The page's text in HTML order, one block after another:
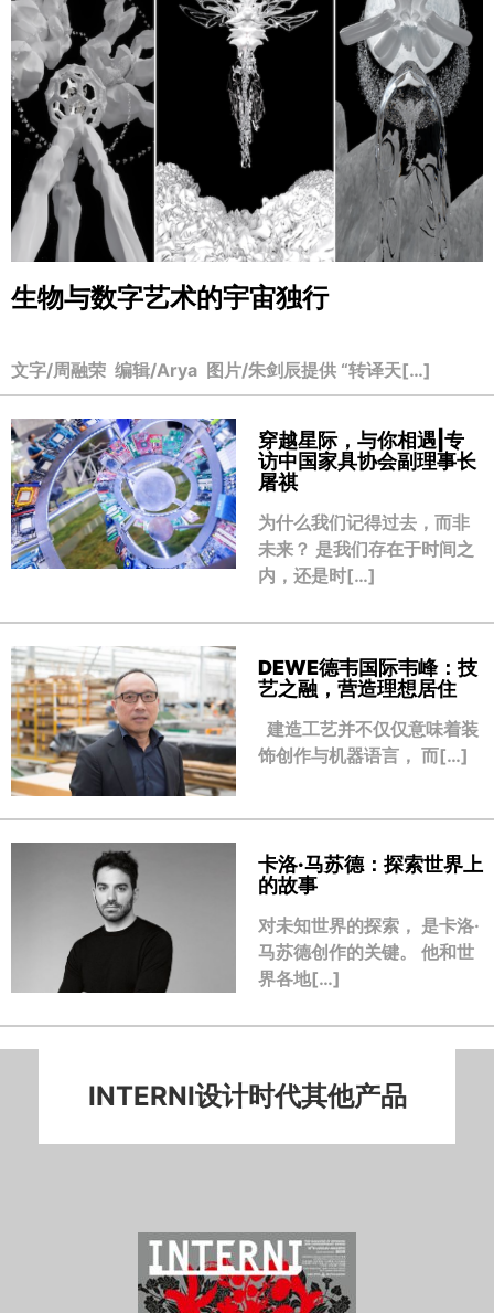
生物与数字艺术的宇宙独行
文字/周融荣 编辑/Arya 图片/朱剑辰提供 “转译天[…]
穿越星际，与你相遇|专
访中国家具协会副理事长
屠祺
为什么我们记得过去，而非
未来？ 是我们存在于时间之
内，还是时[…]
DEWE德韦国际韦峰：技
艺之融，营造理想居住
建造工艺并不仅仅意味着装
饰创作与机器语言， 而[…]
卡洛·马苏德：探索世界上
的故事
对未知世界的探索， 是卡洛·
马苏德创作的关键。 他和世
界各地[…]
INTERNI设计时代其他产品